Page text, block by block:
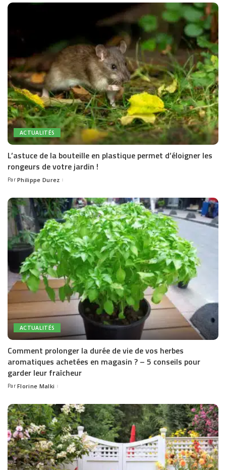
ACTUALITÉS
L’astuce de la bouteille en plastique permet d’éloigner les
rongeurs de votre jardin !
Posted
Par Philippe Durez
ACTUALITÉS
Comment prolonger la durée de vie de vos herbes
aromatiques achetées en magasin ? – 5 conseils pour
garder leur fraîcheur
Posted
Par Florine Malki